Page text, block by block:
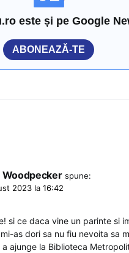
este și pe Google
ABONEAZĂ-TE
Woodpecker spune:
2023 la 16:42
si ce daca vine un parinte si
as dori sa nu fiu nevoita sa
ajunge la Biblioteca